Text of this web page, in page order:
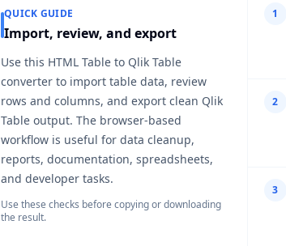
QUICK GUIDE
Import, review, and export
Use this HTML Table to Qlik Table
converter to import table data, review
rows and columns, and export clean Qlik
Table output. The browser-based
workflow is useful for data cleanup,
reports, documentation, spreadsheets,
and developer tasks.
Use these checks before copying or downloading
the result.
1
2
3